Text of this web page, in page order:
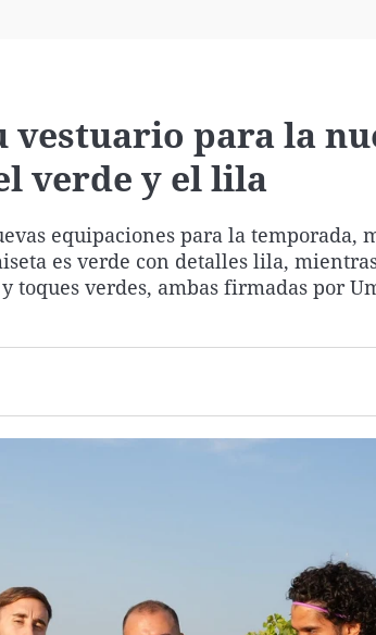
vestuario para la
verde y el lila
equipaciones para la temporada,
es verde con detalles lila,
toques verdes, ambas firmadas por